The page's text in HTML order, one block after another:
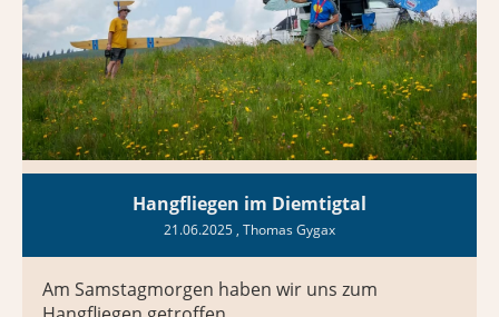
Hangfliegen im Diemtigtal
21.06.2025 , Thomas Gygax
Am Samstagmorgen haben wir uns zum